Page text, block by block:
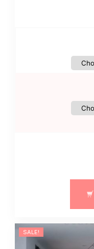
SALE!